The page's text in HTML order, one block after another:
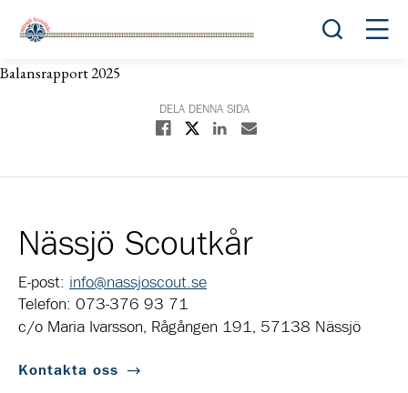
Öppna
Balansrapport 2025
DELA DENNA SIDA
Dela på Facebook
Dela på XDela på Linkedin
Dela med E-post
Nässjö Scoutkår
E-post: info@nassjoscout.se
Telefon: 073-376 93 71
c/o Maria Ivarsson, Rågången 191, 57138 Nässjö
Kontakta oss